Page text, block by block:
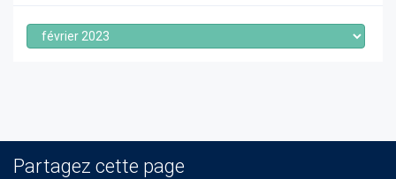
Archives
Partagez cette page